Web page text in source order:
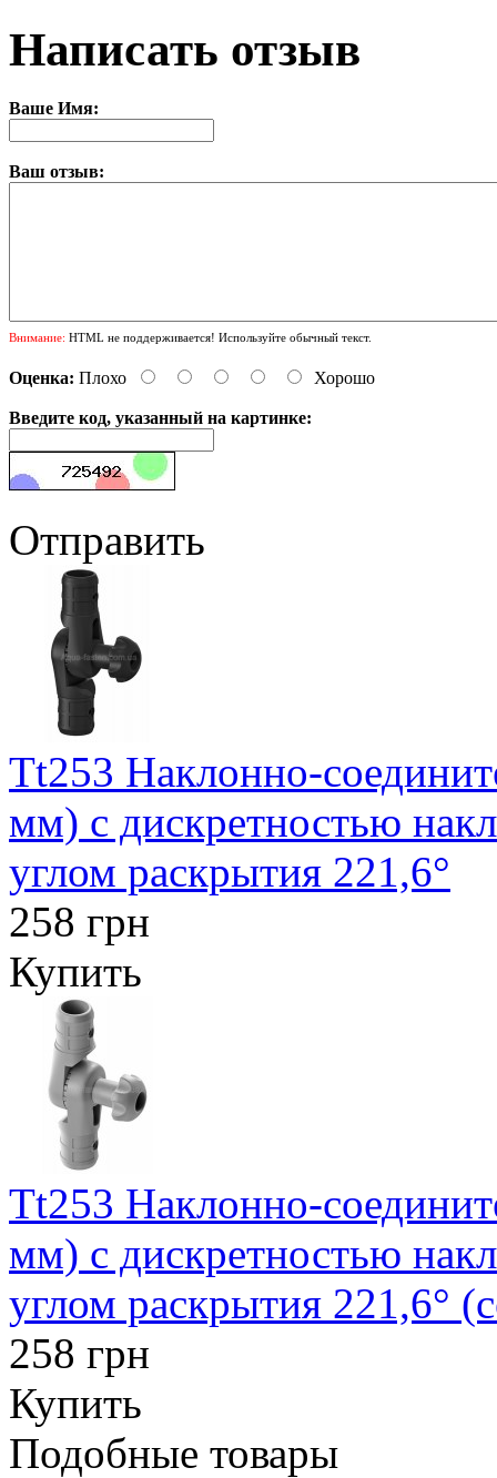
Написать отзыв
Ваше Имя:
Ваш отзыв:
Внимание: HTML не поддерживается! Используйте обычный текст.
Оценка: Плохо Хорошо
Введите код, указанный на картинке:
Отправить
Tt253 Наклонно-
мм) с дискретностью
углом раскрытия 221,6°
258 грн
Купить
Tt253 Наклонно-
мм) с дискретностью
углом раскрытия 221,6°
258 грн
Купить
Подобные товары